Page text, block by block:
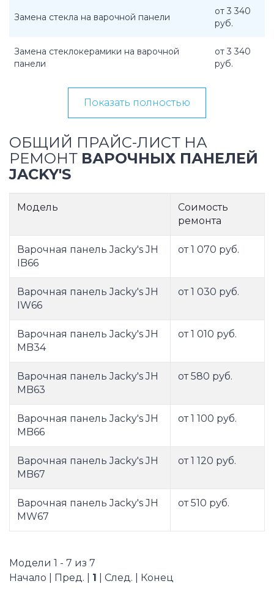
Замена стекла на варочной панели
от 3 340
руб.
Замена стеклокерамики на варочной
панели
от 3 340
руб.
Показать полностью
ОБЩИЙ ПРАЙС-ЛИСТ НА
РЕМОНТ ВАРОЧНЫХ ПАНЕЛЕЙ
JACKY'S
Модель
Соимость
ремонта
Варочная панель Jacky's JH
IB66
от 1 070 руб.
Варочная панель Jacky's JH
IW66
от 1 030 руб.
Варочная панель Jacky's JH
MB34
от 1 010 руб.
Варочная панель Jacky's JH
MB63
от 580 руб.
Варочная панель Jacky's JH
MB66
от 1 100 руб.
Варочная панель Jacky's JH
MB67
от 1 120 руб.
Варочная панель Jacky's JH
MW67
от 510 руб.
Модели 1 - 7 из 7
Начало | Пред. | 1 | След. | Конец